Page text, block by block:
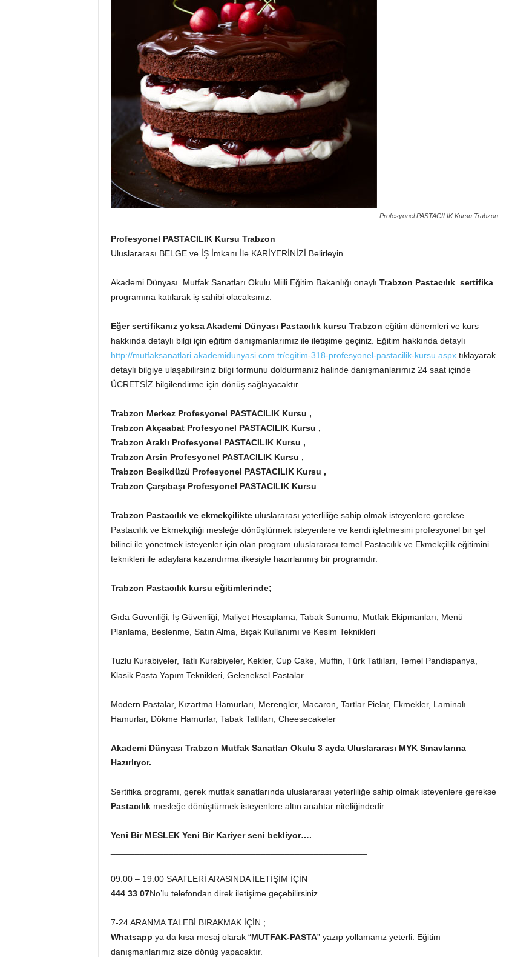
Profesyonel PASTACILIK Kursu Trabzon
Profesyonel PASTACILIK Kursu Trabzon
Uluslararası BELGE ve İŞ İmkanı İle KARİYERİNİZİ Belirleyin
Akademi Dünyası Mutfak Sanatları Okulu Miili Eğitim Bakanlığı onaylı Trabzon Pastacılık sertifika
programına katılarak iş sahibi olacaksınız.
Eğer sertifikanız yoksa Akademi Dünyası Pastacılık kursu Trabzon eğitim dönemleri ve kurs
hakkında detaylı bilgi için eğitim danışmanlarımız ile iletişime geçiniz. Eğitim hakkında detaylı
http://mutfaksanatlari.akademidunyasi.com.tr/egitim-318-profesyonel-pastacilik-kursu.aspxtıklayarak
detaylı bilgiye ulaşabilirsiniz bilgi formunu doldurmanız halinde danışmanlarımız 24 saat içinde
ÜCRETSİZ bilgilendirme için dönüş sağlayacaktır.
Trabzon Merkez Profesyonel PASTACILIK Kursu ,
Trabzon Akçaabat Profesyonel PASTACILIK Kursu ,
Trabzon Araklı Profesyonel PASTACILIK Kursu ,
Trabzon Arsin Profesyonel PASTACILIK Kursu ,
Trabzon Beşikdüzü Profesyonel PASTACILIK Kursu ,
Trabzon Çarşıbaşı Profesyonel PASTACILIK Kursu
Trabzon Pastacılık ve ekmekçilikteuluslararası yeterliliğe sahip olmak isteyenlere gerekse
Pastacılık ve Ekmekçiliği mesleğe dönüştürmek isteyenlere ve kendi işletmesini profesyonel bir şef
bilinci ile yönetmek isteyenler için olan program uluslararası temel Pastacılık ve Ekmekçilik eğitimini
teknikleri ile adaylara kazandırma ilkesiyle hazırlanmış bir programdır.
Trabzon Pastacılık kursu eğitimlerinde;
Gıda Güvenliği, İş Güvenliği, Maliyet Hesaplama, Tabak Sunumu, Mutfak Ekipmanları, Menü
Planlama, Beslenme, Satın Alma, Bıçak Kullanımı ve Kesim Teknikleri
Tuzlu Kurabiyeler, Tatlı Kurabiyeler, Kekler, Cup Cake, Muffin, Türk Tatlıları, Temel Pandispanya,
Klasik Pasta Yapım Teknikleri, Geleneksel Pastalar
Modern Pastalar, Kızartma Hamurları, Merengler, Macaron, Tartlar Pielar, Ekmekler, Laminalı
Hamurlar, Dökme Hamurlar, Tabak Tatlıları, Cheesecakeler
Akademi Dünyası Trabzon Mutfak Sanatları Okulu 3 ayda Uluslararası MYK Sınavlarına
Hazırlıyor.
Sertifika programı, gerek mutfak sanatlarında uluslararası yeterliliğe sahip olmak isteyenlere gerekse
Pastacılıkmesleğe dönüştürmek isteyenlere altın anahtar niteliğindedir.
Yeni Bir MESLEK Yeni Bir Kariyer seni bekliyor….
09:00 – 19:00 SAATLERİ ARASINDA İLETİŞİM İÇİN
444 33 07No’lu telefondan direk iletişime geçebilirsiniz.
7-24 ARANMA TALEBİ BIRAKMAK İÇİN ;
Whatsapp ya da kısa mesaj olarak “MUTFAK-PASTA” yazıp yollamanız yeterli. Eğitim
danışmanlarımız size dönüş yapacaktır.